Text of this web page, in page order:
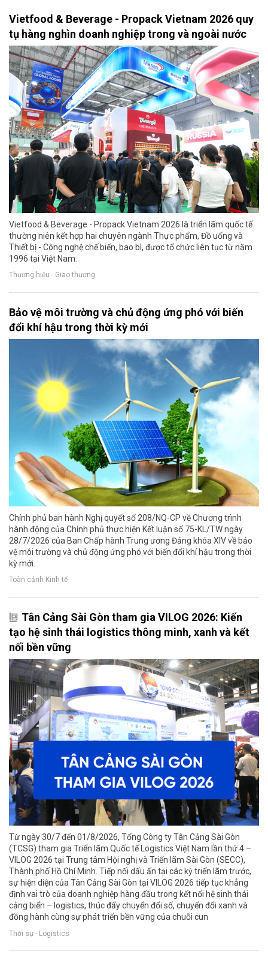
Vietfood & Beverage - Propack Vietnam 2026 quy
tụ hàng nghìn doanh nghiệp trong và ngoài nước
Vietfood & Beverage - Propack Vietnam 2026 là triển lãm quốc tế
thường niên kết hợp hai chuyên ngành Thực phẩm, Đồ uống và
Thiết bị - Công nghệ chế biến, bao bì, được tổ chức liên tục từ năm
1996 tại Việt Nam.
Thương hiệu - Giao thương
Bảo vệ môi trường và chủ động ứng phó với biến
đổi khí hậu trong thời kỳ mới
Chính phủ ban hành Nghị quyết số 208/NQ-CP về Chương trình
hành động của Chính phủ thực hiện Kết luận số 75-KL/TW ngày
28/7/2026 của Ban Chấp hành Trung ương Đảng khóa XIV về bảo
vệ môi trường và chủ động ứng phó với biến đổi khí hậu trong thời
kỳ mới.
Toàn cảnh Kinh tế
Tân Cảng Sài Gòn tham gia VILOG 2026: Kiến
tạo hệ sinh thái logistics thông minh, xanh và kết
nối bền vững
Từ ngày 30/7 đến 01/8/2026, Tổng Công ty Tân Cảng Sài Gòn
(TCSG) tham gia Triển lãm Quốc tế Logistics Việt Nam lần thứ 4 –
VILOG 2026 tại Trung tâm Hội nghị và Triển lãm Sài Gòn (SECC),
Thành phố Hồ Chí Minh. Tiếp nối dấu ấn tại các kỳ triển lãm trước,
sự hiện diện của Tân Cảng Sài Gòn tại VILOG 2026 tiếp tục khẳng
định vai trò của doanh nghiệp hàng đầu trong kết nối hệ sinh thái
cảng biển – logistics, thúc đẩy chuyển đổi số, chuyển đổi xanh và
đồng hành cùng sự phát triển bền vững của chuỗi cun
Thời sự - Logistics